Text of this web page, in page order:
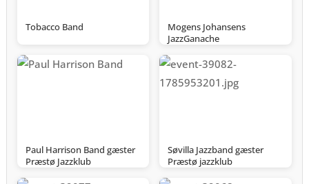
Tobacco Band
Mogens Johansens
JazzGanache
Paul Harrison Band gæster
Præstø Jazzklub
Søvilla Jazzband gæster
Præstø jazzklub